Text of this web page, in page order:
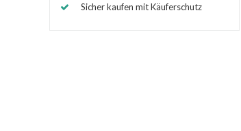
Sicher kaufen mit Käuferschutz